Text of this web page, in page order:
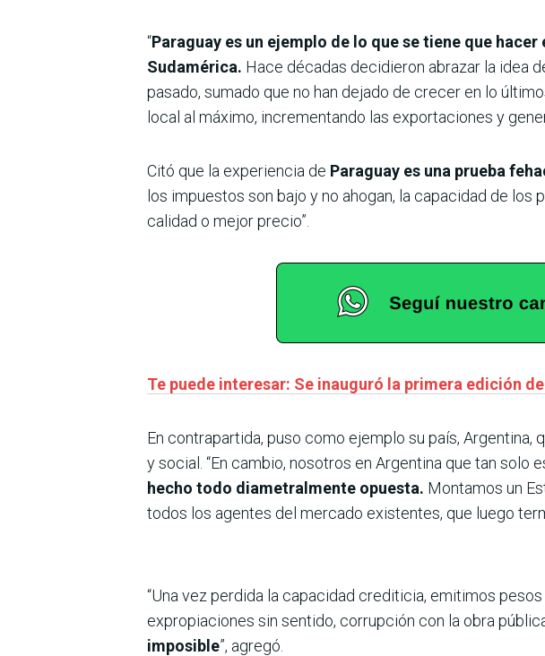
“Paraguay es un ejemplo de lo que se tiene que
Sudamérica. Hace décadas decidieron abrazar la idea
pasado, sumado que no han dejado de crecer en lo
local al máximo, incrementando las exportaciones y
Citó que la experiencia de Paraguay es una prueba
los impuestos son bajo y no ahogan, la capacidad de
calidad o mejor precio”.
Te puede interesar: Se inauguró la primera edición de
En contrapartida, puso como ejemplo su país,
y social. “En cambio, nosotros en Argentina que tan solo
hecho todo diametralmente opuesta. Montamos un
todos los agentes del mercado existentes, que luego
“Una vez perdida la capacidad crediticia, emitimos
expropiaciones sin sentido, corrupción con la obra
imposible”, agregó.